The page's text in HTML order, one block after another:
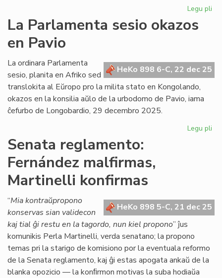
Legu pli
la
La Parlamenta sesio okazos
en Pavio
HeKo 898 6-C, 22 dec 25
La ordinara Parlamenta
sesio, planita en Afriko sed
translokita al Eŭropo pro la milita stato en Kongolando,
okazos en la konsilia aŭlo de la urbodomo de Pavio, iama
ĉefurbo de Longobardio, 29 decembro 2025.
Legu pli
Senata reglamento:
Fernández malfirmas,
Martinelli konfirmas
HeKo 898 5-C, 21 dec 25
“Mia kontraŭpropono
konservas sian validecon
kaj tial ĝi restu en la tagordo, nun kiel propono” ĵus
komunikis Perla Martinelli, verda senatano; la propono
temas pri la starigo de komisiono por la eventuala reformo
de la Senata reglamento, kaj ĝi estas apogata ankaŭ de la
blanka opozicio — la konﬁrmon motivas la suba hodiaŭa